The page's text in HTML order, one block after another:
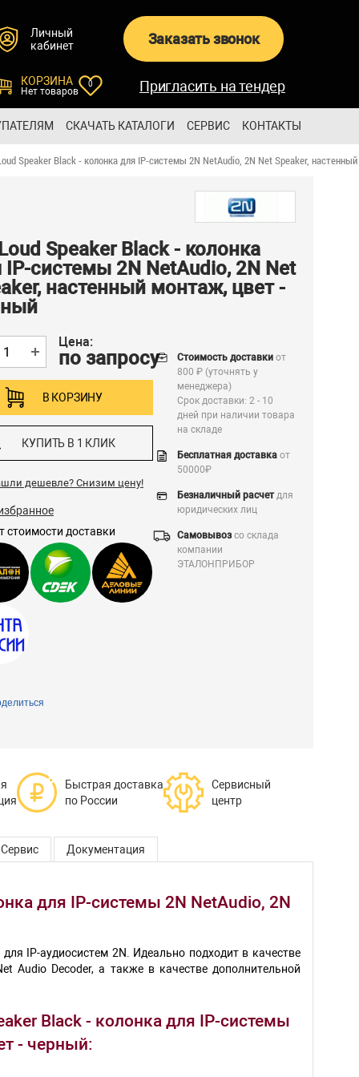
Личный
кабинет
Заказать звонок
КОРЗИНА
Нет товаров
0 Пригласить на тендер
СКАЧАТЬ КАТАЛОГИ СЕРВИС КОНТАКТЫ
Speaker Black - колонка для IP-системы 2N NetAudio, 2N Net Speaker,
Speaker Black - колонка
IP-системы 2N NetAudio, 2N Net
настенный монтаж, цвет -
Цена:
по запросу
В КОРЗИНУ
КУПИТЬ В 1 КЛИК
дешевле?Снизим цену!
стоимости доставки
Стоимость доставкиот
800 ₽ (уточнять у
менеджера)
Срок доставки: 2 - 10
дней при наличии товара
на складе
Бесплатная доставкаот
50000₽
Безналичный расчетдля
юридических лиц
Самовывозсо склада
компании
ЭТАЛОНПРИБОР
Быстрая доставка
по России
Сервисный
центр
Сервис Документация
для IP-системы 2N NetAudio, 2N
IP-аудиосистем 2N. Идеально подходит в качестве
Audio Decoder, а также в качестве дополнительной
Black - колонка для IP-системы
- черный: